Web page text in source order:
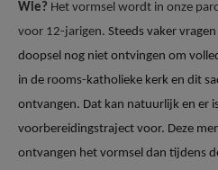
AANMELDEN OF
Wie? Het vormsel wordt in onze
voor 12-jarigen. Steeds vaker
doopsel nog niet ontvingen om
in de rooms-katholieke kerk en dit
ontvangen. Dat kan natuurlijk en er
voorbereidingstraject voor. Deze
ontvangen het vormsel dan tijdens